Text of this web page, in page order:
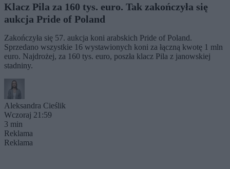
Klacz Pila za 160 tys. euro. Tak zakończyła się
aukcja Pride of Poland
Zakończyła się 57. aukcja koni arabskich Pride of Poland.
Sprzedano wszystkie 16 wystawionych koni za łączną kwotę 1 mln
euro. Najdrożej, za 160 tys. euro, poszła klacz Pila z janowskiej
stadniny.
Aleksandra Cieślik
Wczoraj 21:59
3 min
Reklama
Reklama